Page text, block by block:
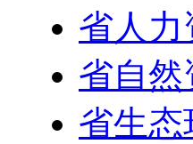
省人
省自然
省生态